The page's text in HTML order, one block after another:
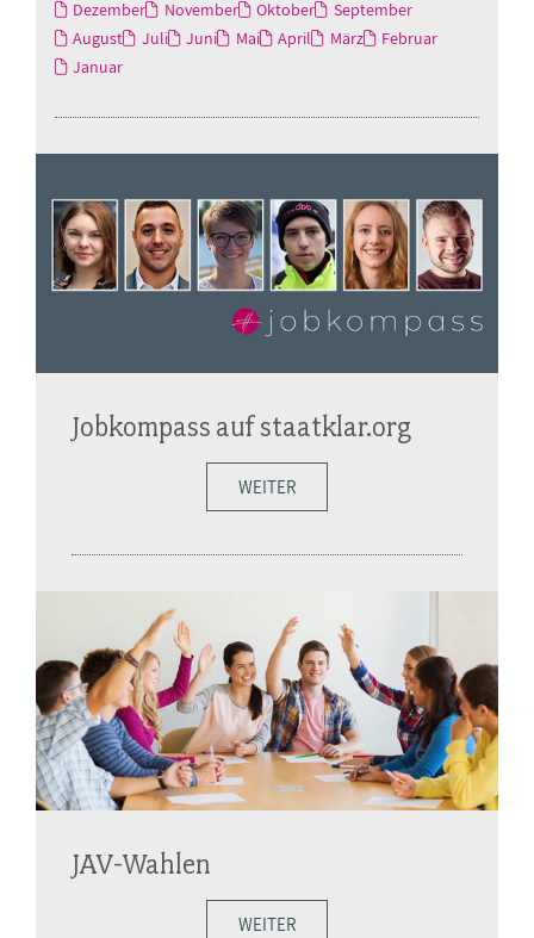
Dezember November Oktober
September
August
Juli Juni Mai April März
Februar
Januar
Jobkompass auf staatklar.org
WEITER
JAV-Wahlen
WEITER